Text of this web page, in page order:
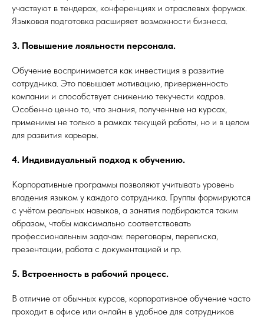
участвуют в тендерах, конференциях и отраслевых форумах.
Языковая подготовка расширяет возможности бизнеса.
3. Повышение лояльности персонала.
Обучение воспринимается как инвестиция в развитие
сотрудника. Это повышает мотивацию, приверженность
компании и способствует снижению текучести кадров.
Особенно ценно то, что знания, полученные на курсах,
применимы не только в рамках текущей работы, но и в целом
для развития карьеры.
4. Индивидуальный подход к обучению.
Корпоративные программы позволяют учитывать уровень
владения языком у каждого сотрудника. Группы формируются
с учётом реальных навыков, а занятия подбираются таким
образом, чтобы максимально соответствовать
профессиональным задачам: переговоры, переписка,
презентации, работа с документацией и пр.
5. Встроенность в рабочий процесс.
В отличие от обычных курсов, корпоративное обучение часто
проходит в офисе или онлайн в удобное для сотрудников